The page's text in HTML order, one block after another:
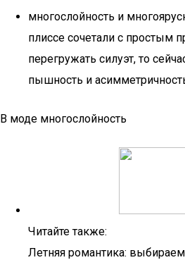
многослойность и
плиссе сочетали с простым
перегружать силуэт, то
пышность и
В моде многослойность
Читайте также:
Летняя романтика: